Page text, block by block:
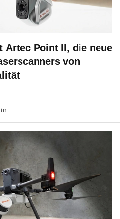
Artec Point ll, die neue
von